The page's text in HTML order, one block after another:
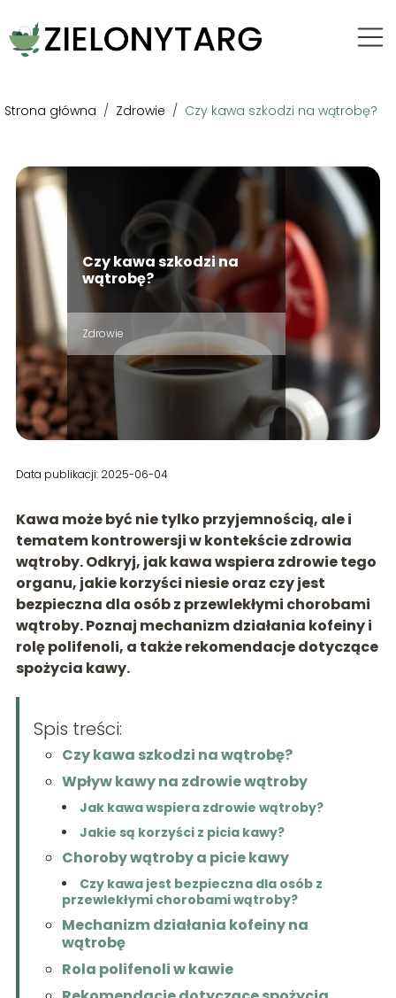
Strona główna / Zdrowie / Czy kawa szkodzi na wątrobę?
Czy kawa szkodzi na
wątrobę?
Zdrowie
Data publikacji: 2025-06-04
Kawa może być nie tylko przyjemnością, ale i
tematem kontrowersji w kontekście zdrowia
wątroby. Odkryj, jak kawa wspiera zdrowie tego
organu, jakie korzyści niesie oraz czy jest
bezpieczna dla osób z przewlekłymi chorobami
wątroby. Poznaj mechanizm działania kofeiny i
rolę polifenoli, a także rekomendacje dotyczące
spożycia kawy.
Spis treści:
Czy kawa szkodzi na wątrobę?
Wpływ kawy na zdrowie wątroby
Jak kawa wspiera zdrowie wątroby?
Jakie są korzyści z picia kawy?
Choroby wątroby a picie kawy
Czy kawa jest bezpieczna dla osób z
przewlekłymi chorobami wątroby?
Mechanizm działania kofeiny na
wątrobę
Rola polifenoli w kawie